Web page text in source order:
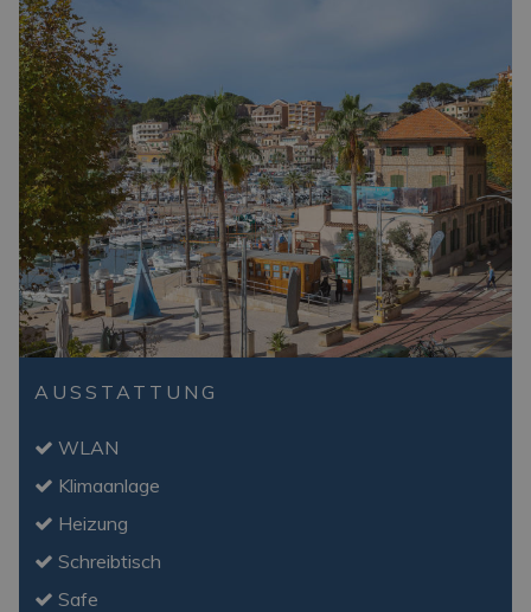
AUSSTATTUNG
WLAN
Klimaanlage
Heizung
Schreibtisch
Safe